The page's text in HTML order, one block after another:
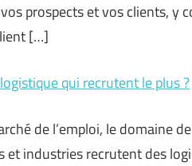
prospects et vos clients, y
[…]
qui recrutent le plus ?
de l’emploi, le domaine
et industries recrutent des